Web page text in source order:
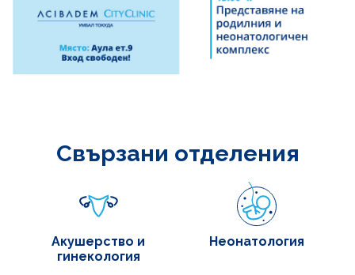
Свързани отделения
Акушерство и
гинекология
Неонатология